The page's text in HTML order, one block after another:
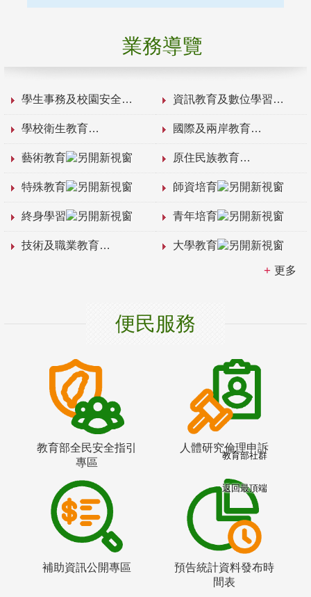
業務導覽
學生事務及校園安全 資訊教育及數位學習
學校衛生教育 國際及兩岸教育
藝術教育 原住民族教育
特殊教育 師資培育
終身學習 青年培育
技術及職業教育 大學教育
更多
便民服務
教育部全民安全指引
專區
人體研究倫理申訴
補助資訊公開專區
預告統計資料發布時
間表
教育部社群
返回最頂端